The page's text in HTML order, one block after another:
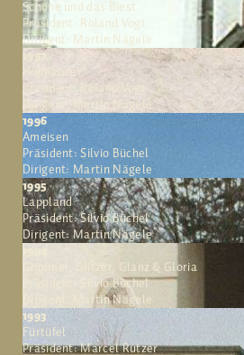
Schöne und das Biest
Präsident: Roland Vogt
Dirigent: Martin Nägele
1997
Highlander
Präsident: Roland Vogt
Dirigent: Martin Nägele
1996
Ameisen
Präsident: Silvio Büchel
Dirigent: Martin Nägele
1995
Lappland
Präsident: Silvio Büchel
Dirigent: Martin Nägele
Glimmer, Glitzer, Glanz & Gloria
Präsident: Silvio Büchel
Dirigent: Martin Nägele
1993
Fürtüfel
Präsident: Marcel Rutzer